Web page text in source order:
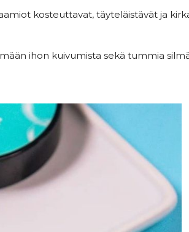
kosteuttavat, täyteläistävät ja
ihon kuivumista sekä tummia